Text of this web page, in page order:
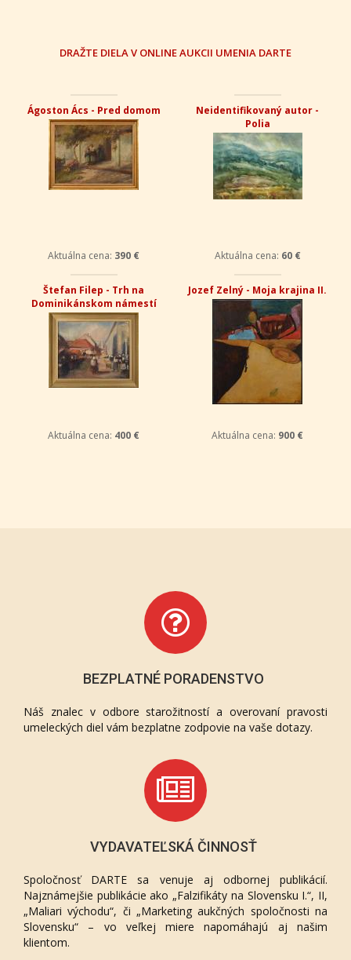
DRAŽTE DIELA V ONLINE AUKCII UMENIA DARTE
Ágoston Ács - Pred domom
Aktuálna cena: 390 €
Neidentifikovaný autor -
Polia
Aktuálna cena: 60 €
Štefan Filep - Trh na
Dominikánskom námestí
Aktuálna cena: 400 €
Jozef Zelný - Moja krajina II.
Aktuálna cena: 900 €
BEZPLATNÉ PORADENSTVO
Náš znalec v odbore starožitností a overovaní pravosti
umeleckých diel vám bezplatne zodpovie na vaše dotazy.
VYDAVATEĽSKÁ ČINNOSŤ
Spoločnosť DARTE sa venuje aj odbornej publikácií.
Najznámejšie publikácie ako „Falzifikáty na Slovensku I.“, II,
„Maliari východu“, či „Marketing aukčných spoločnosti na
Slovensku“ – vo veľkej miere napomáhajú aj našim
klientom.